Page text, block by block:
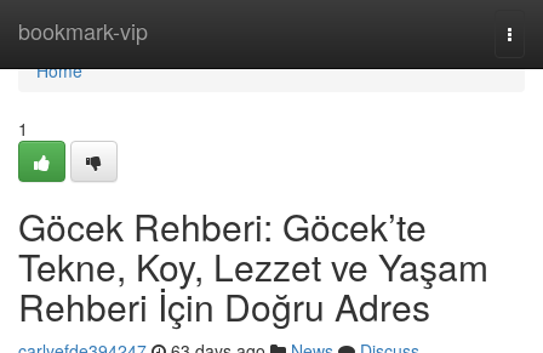
bookmark-vip
Home
Home
1
Göcek Rehberi: Göcek’te
Tekne, Koy, Lezzet ve Yaşam
Rehberi İçin Doğru Adres